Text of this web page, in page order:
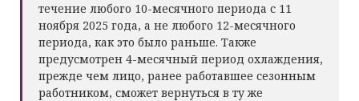
течение любого 10-месячного периода с 11
ноября 2025 года, а не любого 12-месячного
периода, как это было раньше. Также
предусмотрен 4-месячный период охлаждения,
прежде чем лицо, ранее работавшее сезонным
работником, сможет вернуться в ту же